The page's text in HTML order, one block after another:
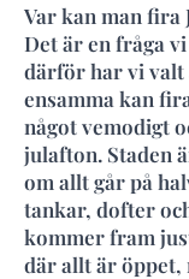
Var kan man fira
Det är en fråga
därför har vi valt
ensamma kan
något vemodigt
julafton. Staden
om allt går på
tankar, dofter
kommer fram
där allt är öppet,